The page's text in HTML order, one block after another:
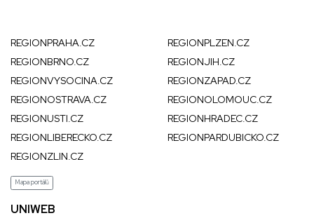
REGIONPRAHA.CZ
REGIONPLZEN.CZ
REGIONBRNO.CZ
REGIONJIH.CZ
REGIONVYSOCINA.CZ
REGIONZAPAD.CZ
REGIONOSTRAVA.CZ
REGIONOLOMOUC.CZ
REGIONUSTI.CZ
REGIONHRADEC.CZ
REGIONLIBERECKO.CZ
REGIONPARDUBICKO.CZ
REGIONZLIN.CZ
Mapa portálů
UNIWEB